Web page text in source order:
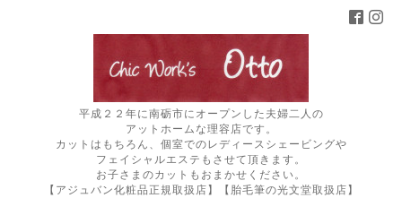
平成２２年に南砺市にオープンした夫婦二人の
アットホームな理容店です。
カットはもちろん、個室でのレディースシェービングや
フェイシャルエステもさせて頂きます。
お子さまのカットもおまかせください。
【アジュバン化粧品正規取扱店】【胎毛筆の光文堂取扱店】